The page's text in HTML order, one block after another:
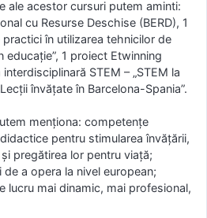
ale acestor cursuri putem aminti:
cu Resurse Deschise (BERD), 1
în utilizarea tehnicilor de
educație”, 1 proiect Etwinning
STEM – „STEM la
învățate în Barcelona-Spania”.
menționa: competențe
pentru stimularea învățării,
pregătirea lor pentru viață;
a opera la nivel european;
lucru mai dinamic, mai profesional,